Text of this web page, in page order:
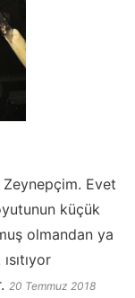
Zeynepçim. Evet
küçük
olmandan ya
20 Temmuz 2018